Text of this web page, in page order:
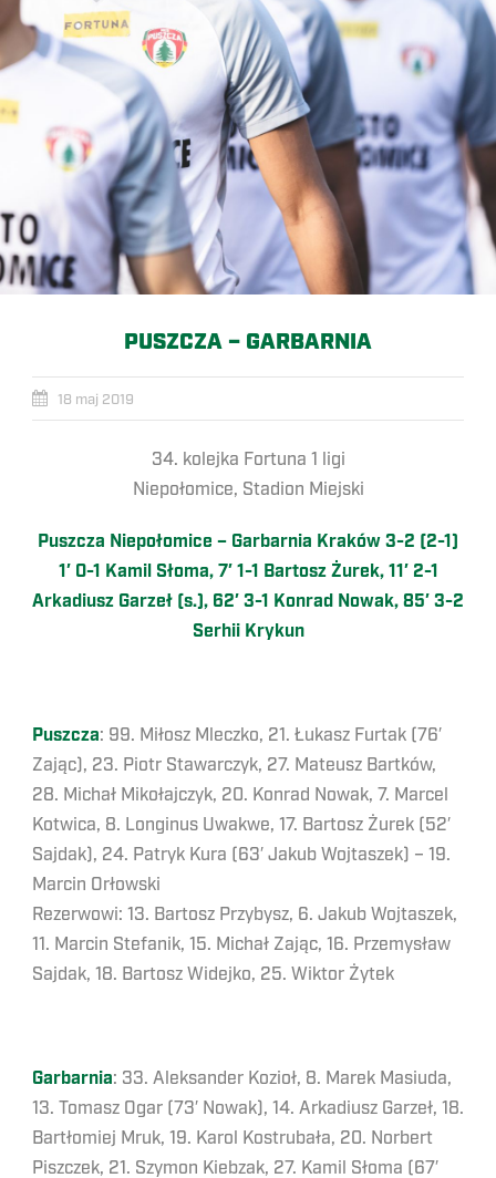
PUSZCZA – GARBARNIA
18 maj 2019
34. kolejka Fortuna 1 ligi
Niepołomice, Stadion Miejski
Puszcza Niepołomice – Garbarnia Kraków 3-2 (2-1)
1′ 0-1 Kamil Słoma, 7′ 1-1 Bartosz Żurek, 11′ 2-1
Arkadiusz Garzeł (s.), 62′ 3-1 Konrad Nowak, 85′ 3-2
Serhii Krykun
Puszcza: 99. Miłosz Mleczko, 21. Łukasz Furtak (76′
Zając), 23. Piotr Stawarczyk, 27. Mateusz Bartków,
28. Michał Mikołajczyk, 20. Konrad Nowak, 7. Marcel
Kotwica, 8. Longinus Uwakwe, 17. Bartosz Żurek (52′
Sajdak), 24. Patryk Kura (63′ Jakub Wojtaszek) – 19.
Marcin Orłowski
Rezerwowi: 13. Bartosz Przybysz, 6. Jakub Wojtaszek,
11. Marcin Stefanik, 15. Michał Zając, 16. Przemysław
Sajdak, 18. Bartosz Widejko, 25. Wiktor Żytek
Garbarnia: 33. Aleksander Kozioł, 8. Marek Masiuda,
13. Tomasz Ogar (73′ Nowak), 14. Arkadiusz Garzeł, 18.
Bartłomiej Mruk, 19. Karol Kostrubała, 20. Norbert
Piszczek, 21. Szymon Kiebzak, 27. Kamil Słoma (67′